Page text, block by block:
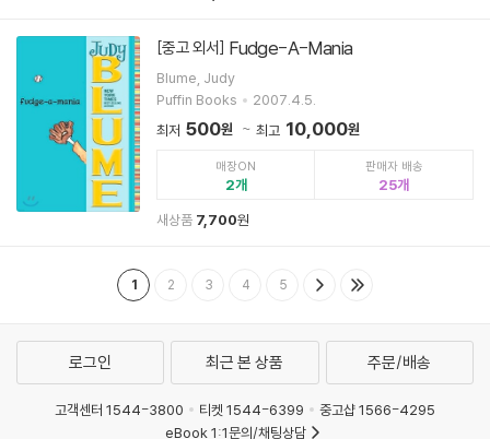
[중고 외서] Fudge-A-Mania
Blume, Judy
Puffin Books
2007.4.5.
최저 500원 최고 10,000원
매장ON
2
판매자 배송
25
새상품 7,700원
1 2 3 4 5
로그인 최근 본 상품 주문/배송
고객센터 1544-3800 티켓 1544-6399
중고샵 1566-4295
eBook 1:1문의/채팅상담